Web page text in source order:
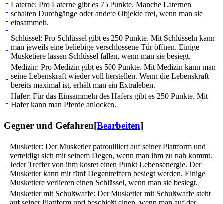
Laterne: Pro Laterne gibt es 75 Punkte. Manche Laternen
schalten Durchgänge oder andere Objekte frei, wenn man sie
einsammelt.
Schlüssel: Pro Schlüssel gibt es 250 Punkte. Mit Schlüsseln kann
man jeweils eine beliebige verschlossene Tür öffnen. Einige
Musketiere lassen Schlüssel fallen, wenn man sie besiegt.
Medizin: Pro Medizin gibt es 500 Punkte. Mit Medizin kann man
seine Lebenskraft wieder voll herstellen. Wenn die Lebenskraft
bereits maximal ist, erhält man ein Extraleben.
Hafer: Für das Einsammeln des Hafers gibt es 250 Punkte. Mit
Hafer kann man Pferde anlocken.
Gegner und Gefahren[Bearbeiten]
Musketier: Der Musketier pa­t­rouil­lie­rt auf seiner Plattform und
verteidigt sich mit seinem Degen, wenn man ihm zu nah kommt.
Jeder Treffer von ihm kostet einen Punkt Lebensenergie. Der
Musketier kann mit fünf Degentreffern besiegt werden. Einige
Musketiere verlieren einen Schlüssel, wenn man sie besiegt.
Musketier mit Schußwaffe: Der Musketier mit Schußwaffe steht
auf seiner Plattform und beschießt einen, wenn man auf der